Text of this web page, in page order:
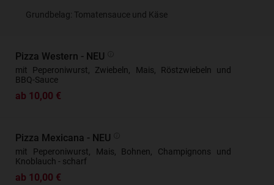
Grundbelag: Tomatensauce und Käse
Pizza Western - NEU
mit Peperoniwurst, Zwiebeln, Mais, Röstzwiebeln und
BBQ-Sauce
ab 10,00 €
Pizza Mexicana - NEU
mit Peperoniwurst, Mais, Bohnen, Champignons und
Knoblauch - scharf
ab 10,00 €